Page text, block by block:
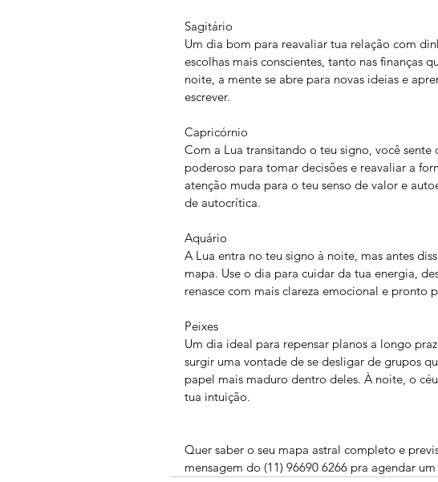
Sagitário
Um dia bom para reavaliar tua relação com
escolhas mais conscientes, tanto nas finanças
noite, a mente se abre para novas ideias e
escrever.
Capricórnio
Com a Lua transitando o teu signo, você
poderoso para tomar decisões e reavaliar a
atenção muda para o teu senso de valor e
de autocrítica.
Aquário
A Lua entra no teu signo à noite, mas antes
mapa. Use o dia para cuidar da tua energia,
renasce com mais clareza emocional e
Peixes
Um dia ideal para repensar planos a longo
surgir uma vontade de se desligar de grupos
papel mais maduro dentro deles. À noite, o
tua intuição.
Quer saber o seu mapa astral completo e
mensagem do (11) 96690 6266 pra agendar